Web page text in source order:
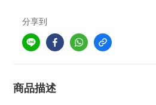
分享到
商品描述